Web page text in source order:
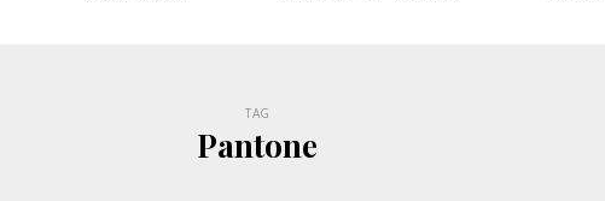
TAG
Pantone